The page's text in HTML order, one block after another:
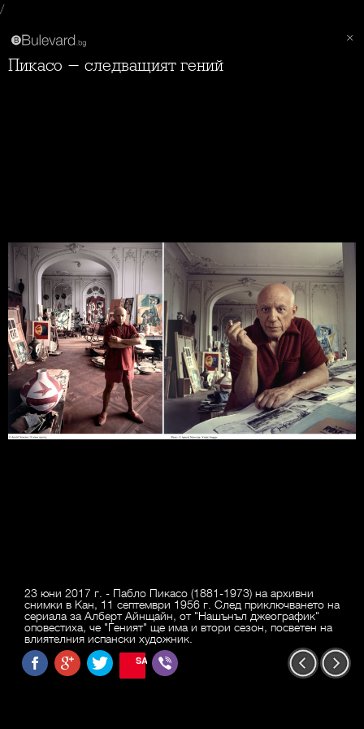
/
Пикасо - следващият гений
23 юни 2017 г. - Пабло Пикасо (1881-1973) на архивни
снимки в Кан, 11 септември 1956 г. След приключването на
сериала за Алберт Айнщайн, от "Нашънъл джеографик"
оповестиха, че "Геният" ще има и втори сезон, посветен на
влиятелния испански художник.
SAVE